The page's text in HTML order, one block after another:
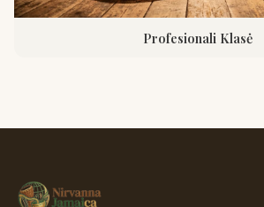
Profesionali Klasė